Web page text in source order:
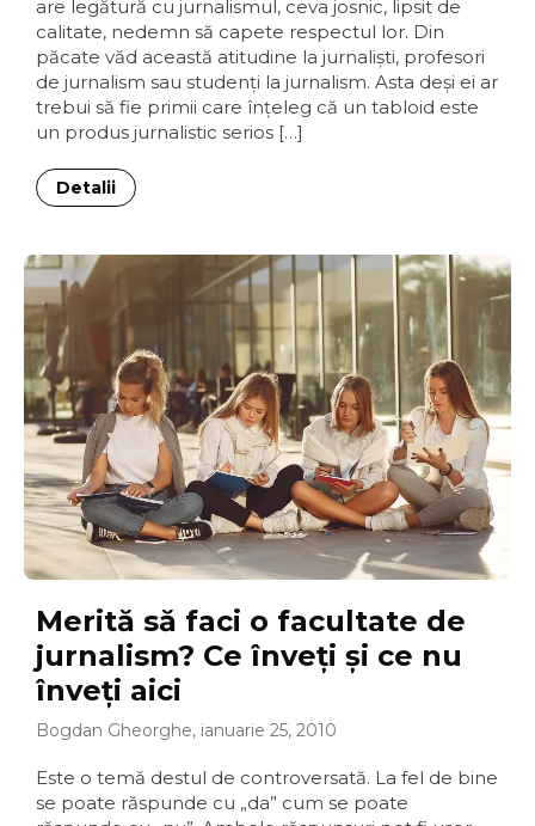
are legătură cu jurnalismul, ceva josnic, lipsit de
calitate, nedemn să capete respectul lor. Din
păcate văd această atitudine la jurnalişti, profesori
de jurnalism sau studenţi la jurnalism. Asta deşi ei ar
trebui să fie primii care înţeleg că un tabloid este
un produs jurnalistic serios […]
Detalii
Merită să faci o facultate de
jurnalism? Ce înveţi şi ce nu
înveţi aici
Bogdan Gheorghe, ianuarie 25, 2010
Este o temă destul de controversată. La fel de bine
se poate răspunde cu „da” cum se poate